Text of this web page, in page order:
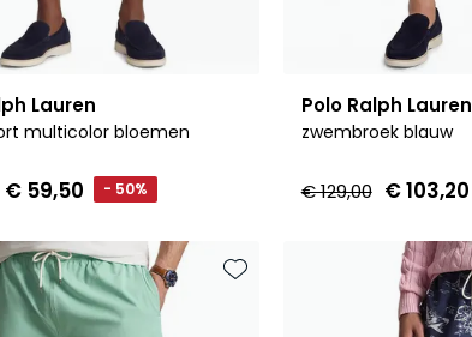
Lauren
multicolor bloemen
€ 59,50 - 50%
Polo Ralph Lauren
zwembroek blauw
€ 129,00 € 103,20
Toevoegen aan favorieten